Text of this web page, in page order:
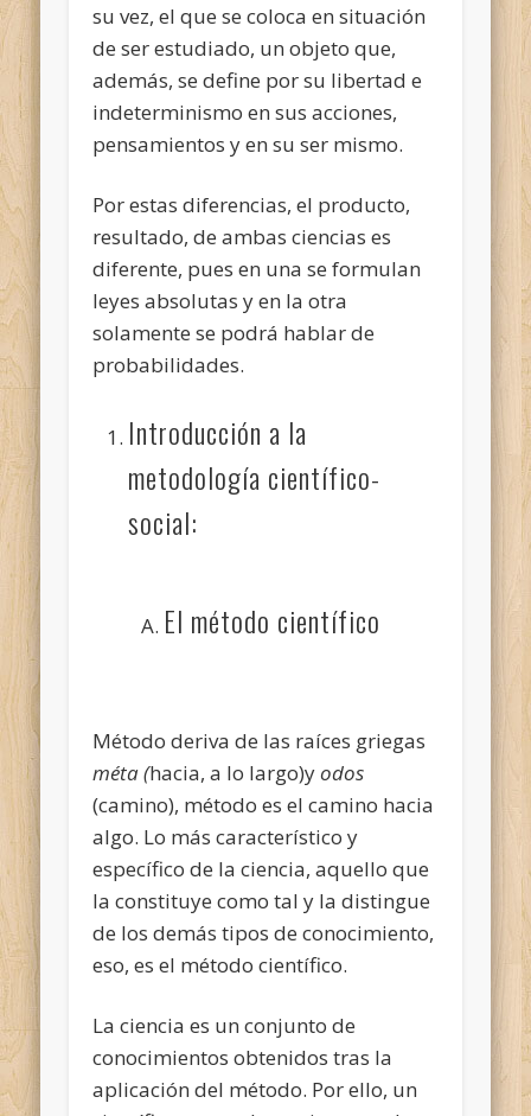
su vez, el que se coloca en situación
de ser estudiado, un objeto que,
además, se define por su libertad e
indeterminismo en sus acciones,
pensamientos y en su ser mismo.
Por estas diferencias, el producto,
resultado, de ambas ciencias es
diferente, pues en una se formulan
leyes absolutas y en la otra
solamente se podrá hablar de
probabilidades.
Introducción a la
metodología científico-
social:
El método científico
Método deriva de las raíces griegas
méta (hacia, a lo largo)yodos
(camino), método es el camino hacia
algo. Lo más característico y
específico de la ciencia, aquello que
la constituye como tal y la distingue
de los demás tipos de conocimiento,
eso, es el método científico.
La ciencia es un conjunto de
conocimientos obtenidos tras la
aplicación del método. Por ello, un